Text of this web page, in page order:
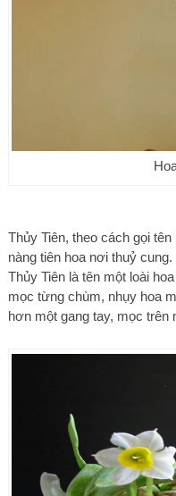
Thủy Tiên, theo cách gọi
nàng tiên hoa nơi thuỷ cung.
Thủy Tiên là tên một loài
mọc từng chùm, nhụy hoa
hơn một gang tay, mọc trên